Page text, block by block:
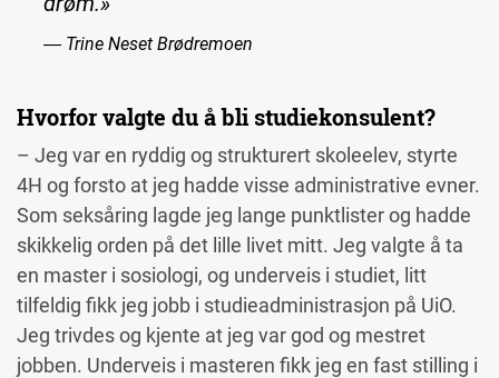
― Trine Neset Brødremoen
Hvorfor valgte du å bli studiekonsulent?
– Jeg var en ryddig og strukturert skoleelev, styrte
4H og forsto at jeg hadde visse administrative evner.
Som seksåring lagde jeg lange punktlister og hadde
skikkelig orden på det lille livet mitt. Jeg valgte å ta
en master i sosiologi, og underveis i studiet, litt
tilfeldig fikk jeg jobb i studieadministrasjon på UiO.
Jeg trivdes og kjente at jeg var god og mestret
jobben. Underveis i masteren fikk jeg en fast stilling i